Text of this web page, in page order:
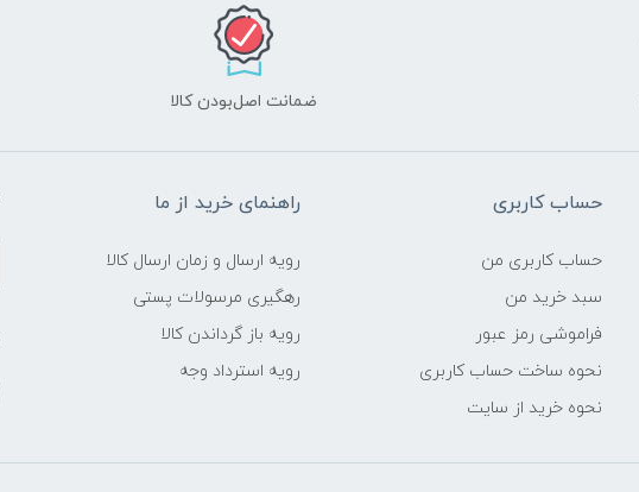
ضمانت اصل‌بودن کالا
حساب کاربری
حساب کاربری من
سبد خرید من
فراموشی رمز عبور
نحوه ساخت حساب کاربری
نحوه خرید از سایت
راهنمای خرید از ما
رویه ارسال و زمان ارسال کالا
رهگیری مرسولات پستی
رویه باز گرداندن کالا
رویه استرداد وجه